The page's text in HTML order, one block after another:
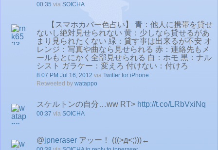
00:35 via SOICHA
【スマホカバー色占い】 青：他人に携帯を貸せ
ないし絶対見せられない 黄：少しなら貸せるがあ
まり見られたくない 緑：貸す事は出来るが不安 オ
レンジ：写真や曲なら見せられる 赤：連絡先もメ
ールもとにかく全部見せられる 白：ホモ 黒：ナル
シスト ガラケー：変えろ 付けない：付けろ
8:07 PM Jul 16, 2012 via Twitter for iPhone
Retweeted by watappo
スケルトンの自分…ww RT> http://t.co/LRbVxiNq
00:37 via SOICHA
@jpneraser アッー！ (((>д<;)))←